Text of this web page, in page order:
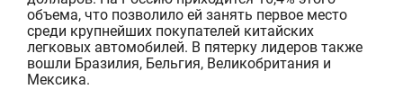
объема, что позволило ей занять первое место
среди крупнейших покупателей китайских
легковых автомобилей. В пятерку лидеров также
вошли Бразилия, Бельгия, Великобритания и
Мексика.